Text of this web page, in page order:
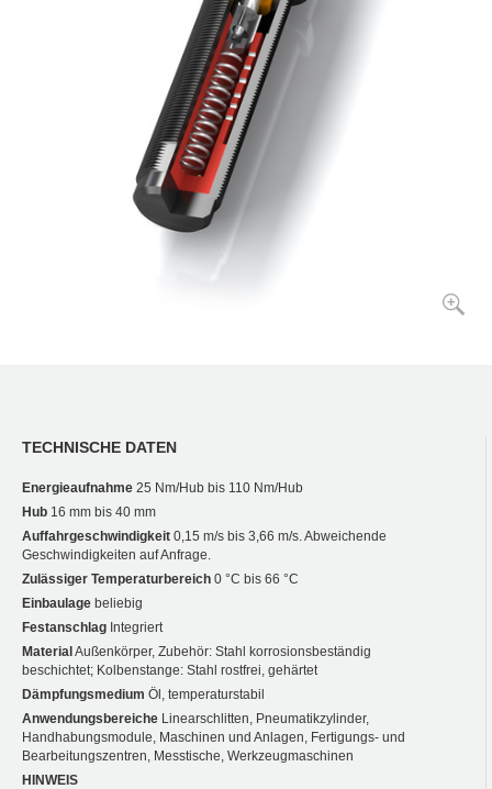
TECHNISCHE DATEN
Energieaufnahme 25 Nm/Hub bis 110 Nm/Hub
Hub 16 mm bis 40 mm
Auffahrgeschwindigkeit 0,15 m/s bis 3,66 m/s. Abweichende
Geschwindigkeiten auf Anfrage.
Zulässiger Temperaturbereich 0 °C bis 66 °C
Einbaulage beliebig
Festanschlag Integriert
MaterialAußenkörper, Zubehör: Stahl korrosionsbeständig
beschichtet; Kolbenstange: Stahl rostfrei, gehärtet
Dämpfungsmedium Öl, temperaturstabil
Anwendungsbereiche Linearschlitten, Pneumatikzylinder,
Handhabungsmodule, Maschinen und Anlagen, Fertigungs- und
Bearbeitungszentren, Messtische, Werkzeugmaschinen
HINWEIS